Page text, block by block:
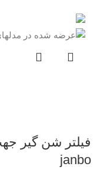
فیلتر شن گیر
janbo